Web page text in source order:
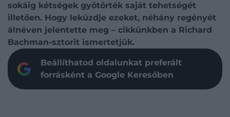
sokáig kétségek gyötörték saját tehetségét
illetően. Hogy leküzdje ezeket, néhány regényét
álnéven jelentette meg – cikkünkben a Richard
Bachman-sztorit ismertetjük.
Beállíthatod oldalunkat preferált
forrásként a Google Keresőben